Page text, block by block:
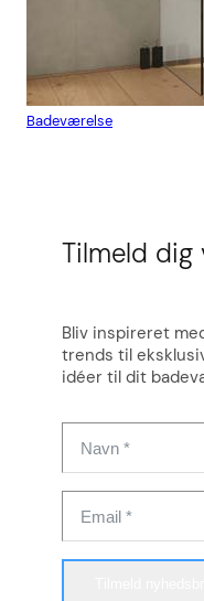
Badeværelse
Tilmeld dig
Bliv inspireret
trends til
idéer til dit